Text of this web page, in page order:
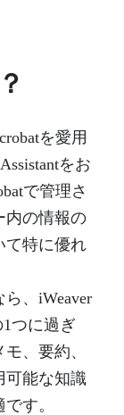
を愛用
をお
で管理さ
内の情報の
て特に優れ
、iWeaver
つに過ぎ
、要約、
可能な知識
す。